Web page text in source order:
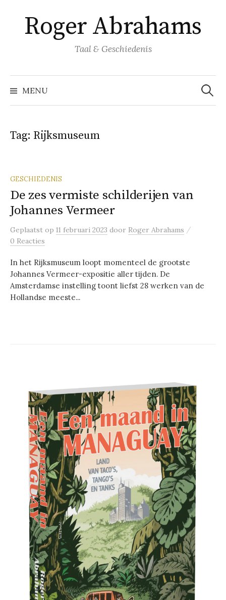
inhoud
springen
Roger Abrahams
Taal & Geschiedenis
MENU
Zoeken
naar:
Tag: Rijksmuseum
GESCHIEDENIS
De zes vermiste schilderijen van
Johannes Vermeer
Geplaatst op 11 februari 2023 door Roger Abrahams /
0 Reacties
In het Rijksmuseum loopt momenteel de grootste
Johannes Vermeer-expositie aller tijden. De
Amsterdamse instelling toont liefst 28 werken van de
Hollandse meeste...